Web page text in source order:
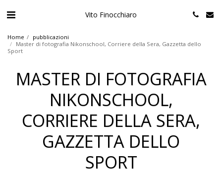
Vito Finocchiaro
Home
pubblicazioni
Master di fotografia Nikonschool, Corriere della Sera, Gazzetta dello
Sport
MASTER DI FOTOGRAFIA
NIKONSCHOOL,
CORRIERE DELLA SERA,
GAZZETTA DELLO
SPORT